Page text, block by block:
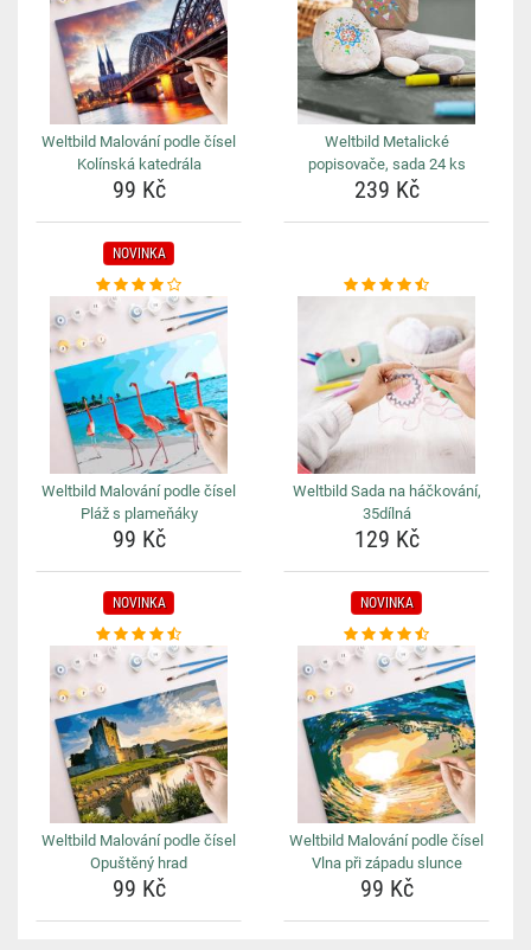
Weltbild Malování podle čísel
Kolínská katedrála
99 Kč
Weltbild Metalické
popisovače, sada 24 ks
239 Kč
NOVINKA
Weltbild Malování podle čísel
Pláž s plameňáky
99 Kč
Weltbild Sada na háčkování,
35dílná
129 Kč
NOVINKA
Weltbild Malování podle čísel
Opuštěný hrad
99 Kč
NOVINKA
Weltbild Malování podle čísel
Vlna při západu slunce
99 Kč